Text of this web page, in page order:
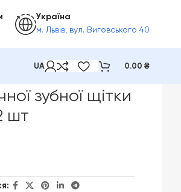
Україна
м. Львів, вул. Виговського 40
UA 0.00 ₴
зубної щітки
шт